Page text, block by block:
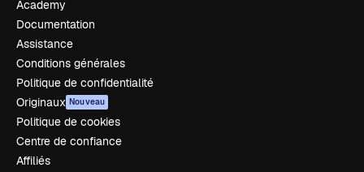
Academy
Documentation
Assistance
Conditions générales
Politique de confidentialité
Originaux Nouveau
Politique de cookies
Centre de confiance
Affiliés